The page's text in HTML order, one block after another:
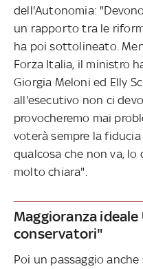
dell'Autonomia:
un rapporto tra le
ha poi sottolineato.
Forza Italia, il ministro
Giorgia Meloni ed Elly
all'esecutivo non ci
provocheremo mai
voterà sempre la
qualcosa che non va, lo
molto chiara".
Maggioranza
conservatori"
Poi un passaggio